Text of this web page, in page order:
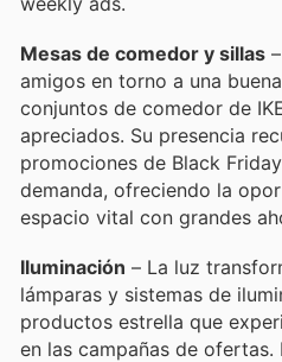
Mesas de comedor y sillas
amigos en torno a una
conjuntos de comedor de
apreciados. Su presencia
promociones de Black
demanda, ofreciendo la
espacio vital con grandes
Iluminación – La luz
lámparas y sistemas de
productos estrella que
en las campañas de ofertas.